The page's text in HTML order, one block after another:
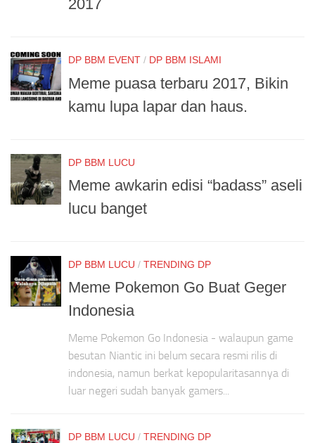
2017
DP BBM EVENT / DP BBM ISLAMI
Meme puasa terbaru 2017, Bikin
kamu lupa lapar dan haus.
DP BBM LUCU
Meme awkarin edisi “badass” aseli
lucu banget
DP BBM LUCU / TRENDING DP
Meme Pokemon Go Buat Geger
Indonesia
Meme Pokemon Go Indonesia - walaupun game
besutan Niantic ini belum secara resmi rilis di
indonesia, namun berkat kepopularitasannya di
luar negeri sudah banyak gamers...
DP BBM LUCU / TRENDING DP